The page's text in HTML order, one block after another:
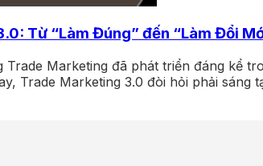
Từ “Làm Đúng” đến “Làm Đổi
Trade Marketing đã phát triển đáng kể
Trade Marketing 3.0 đòi hỏi phải sáng